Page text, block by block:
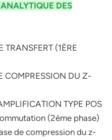
DES
TRANSFERT (1ÈRE
COMPRESSION DU Z-
TYPE POS
(2ème phase)
de compression du z-